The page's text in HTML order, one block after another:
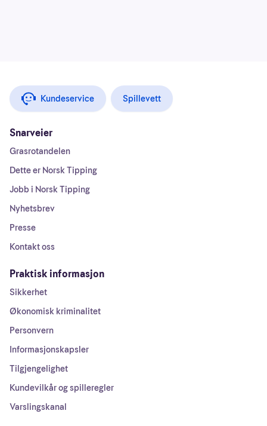
Kundeservice Spillevett
Snarveier
Grasrotandelen
Dette er Norsk Tipping
Jobb i Norsk Tipping
Nyhetsbrev
Presse
Kontakt oss
Praktisk informasjon
Sikkerhet
Økonomisk kriminalitet
Personvern
Informasjonskapsler
Tilgjengelighet
Kundevilkår og spilleregler
Varslingskanal